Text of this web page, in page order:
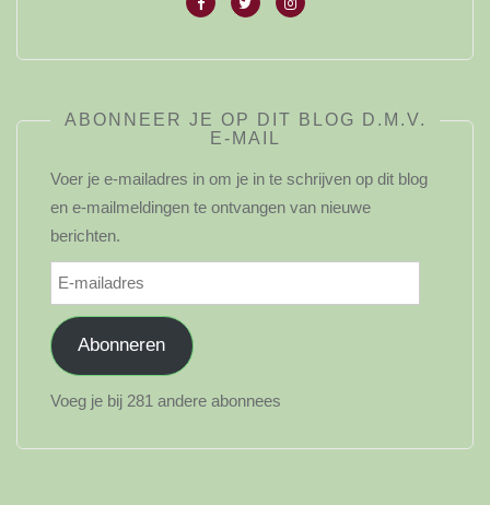
ABONNEER JE OP DIT BLOG D.M.V.
E-MAIL
Voer je e-mailadres in om je in te schrijven op dit blog
en e-mailmeldingen te ontvangen van nieuwe
berichten.
E-
mailadres
Abonneren
Voeg je bij 281 andere abonnees